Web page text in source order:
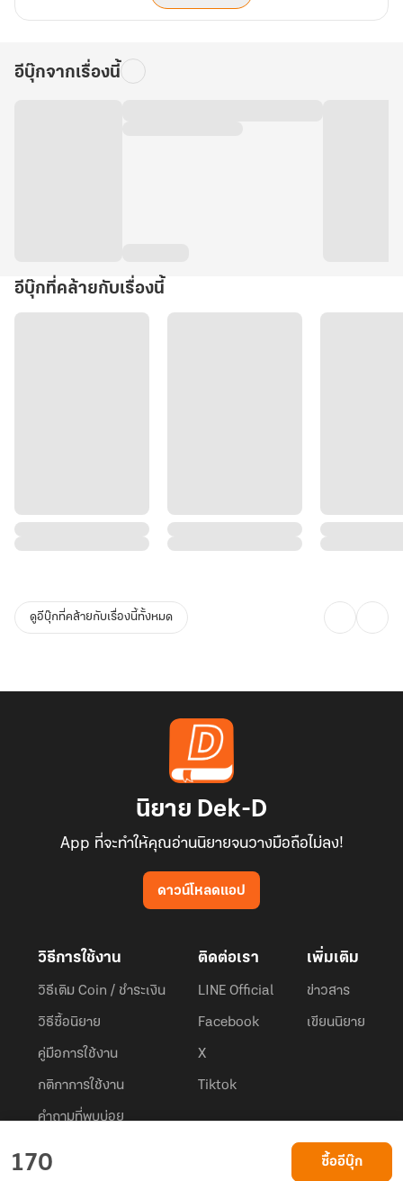
170 ซื้ออีบุ๊ก
อีบุ๊กจากเรื่องนี้
อีบุ๊กที่คล้ายกับเรื่องนี้
ดูอีบุ๊กที่คล้ายกับเรื่องนี้ทั้งหมด
นิยาย Dek-D
App ที่จะทำให้คุณอ่านนิยายจนวางมือถือไม่ลง!
ดาวน์โหลดแอป
วิธีการใช้งาน
วิธีเติม Coin / ชำระเงิน
วิธีซื้อนิยาย
คู่มือการใช้งาน
กติกาการใช้งาน
คำถามที่พบบ่อย
ติดต่อเรา
LINE Official
Facebook
X
Tiktok
เพิ่มเติม
ข่าวสาร
เขียนนิยาย
© 2026 Privacy Policy
Dek-D.com ใช้คุกกี้เพื่อพัฒนาประสบการณ์ของ ผู้ใช้ให้ดียิ่งขึ้น
เรียนรู้เพิ่มเติมที่นี่
ยอมรับ